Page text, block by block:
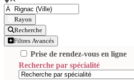
Rayon
Recherche
Filtres Avancés
Prise de rendez-vous en ligne
Recherche par spécialité